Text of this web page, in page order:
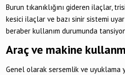
Burun tıkanıklığını gideren ilaçlar,
kesici ilaçlar ve bazı sinir sistemi
beraber kullanım durumunda
Araç ve makine
Genel olarak sersemlik ve uyuklama